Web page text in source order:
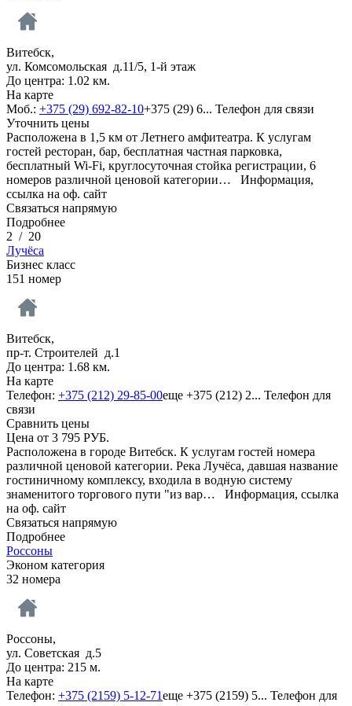
Витебск,
ул. Комсомольская д.11/5, 1-й этаж
До центра: 1.02 км.
На карте
Моб.: +375 (29) 692-82-10+375 (29) 6... Телефон для связи
Уточнить цены
Расположена в 1,5 км от Летнего амфитеатра. К услугам
гостей ресторан, бар, бесплатная частная парковка,
бесплатный Wi-Fi, круглосуточная стойка регистрации, 6
номеров различной ценовой категории… Информация,
ссылка на оф. сайт
Связаться напрямую
Подробнее
2 / 20
Лучёса
Бизнес класс
151 номер
Витебск,
пр-т. Строителей д.1
До центра: 1.68 км.
На карте
Телефон: +375 (212) 29-85-00еще +375 (212) 2... Телефон для
связи
Сравнить цены
Цена от 3 795 РУБ.
Расположена в городе Витебск. К услугам гостей номера
различной ценовой категории. Река Лучёса, давшая название
гостиничному комплексу, входила в водную систему
знаменитого торгового пути "из вар… Информация, ссылка
на оф. сайт
Связаться напрямую
Подробнее
Россоны
Эконом категория
32 номера
Россоны,
ул. Советская д.5
До центра: 215 м.
На карте
Телефон: +375 (2159) 5-12-71еще +375 (2159) 5... Телефон для